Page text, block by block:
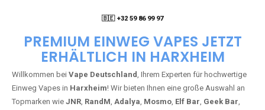
🇧🇪 +32 59 86 99 97
PREMIUM EINWEG VAPES JETZT
ERHÄLTLICH IN HARXHEIM
Willkommen bei Vape Deutschland, Ihrem Experten für hochwertige
Einweg Vapes in Harxheim! Wir bieten Ihnen eine große Auswahl an
Topmarken wie JNR, RandM, Adalya, Mosmo, Elf Bar, Geek Bar,